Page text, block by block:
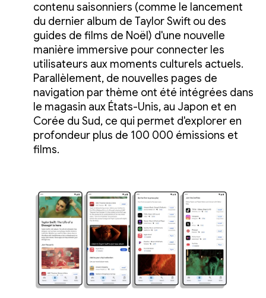
contenu saisonniers (comme le lancement
du dernier album de Taylor Swift ou des
guides de films de Noël) d'une nouvelle
manière immersive pour connecter les
utilisateurs aux moments culturels actuels.
Parallèlement, de nouvelles pages de
navigation par thème ont été intégrées dans
le magasin aux États-Unis, au Japon et en
Corée du Sud, ce qui permet d'explorer en
profondeur plus de 100 000 émissions et
films.